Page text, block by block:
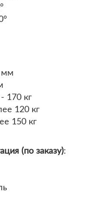
мм
170 кг
120 кг
150 кг
(по заказу):